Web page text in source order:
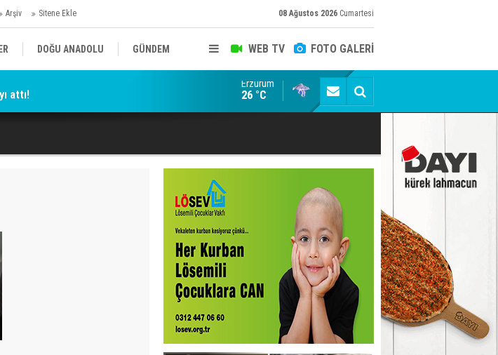
Arşiv Sitene Ekle 08 Ağustos 2026 Cumartesi
WEB TV FOTO GALERİ
DOĞU ANADOLU GÜNDEM
attı! Terörsüz Türkiye yasa teklifi, Meclis Adalet
Erzurum
26 °C